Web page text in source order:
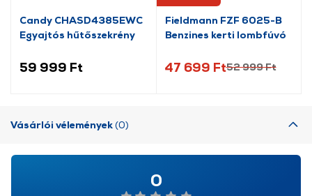
Candy CHASD4385EWC
Egyajtós hűtőszekrény
59 999 Ft
Fieldmann FZF 6025-B
Benzines kerti lombfúvó
47 699 Ft52 999 Ft
Vásárlói vélemények(0)
0